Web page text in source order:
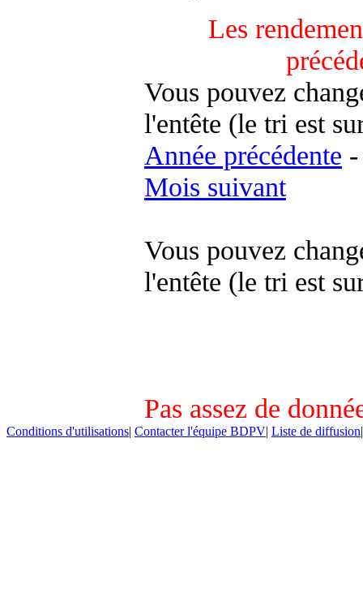
Les
Vous pouvez
l'entête (le tri est
Année précédente -
Mois suivant
Vous pouvez
l'entête (le tri est
Pas assez de
Conditions d'utilisations| Contacter l'équipe BDPV| Liste de diffusion